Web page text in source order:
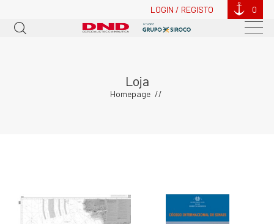
LOGIN / REGISTO 0
Loja
Homepage